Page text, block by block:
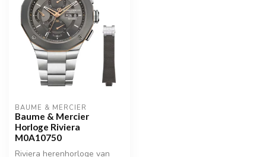
BAUME & MERCIER
Baume & Mercier
Horloge Riviera
M0A10750
Riviera herenhorloge van